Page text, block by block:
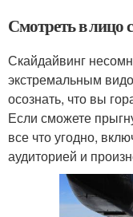
Смотреть в лицо
Скайдайвинг
экстремальным
осознать, что вы
Если сможете
все что угодно,
аудиторией и